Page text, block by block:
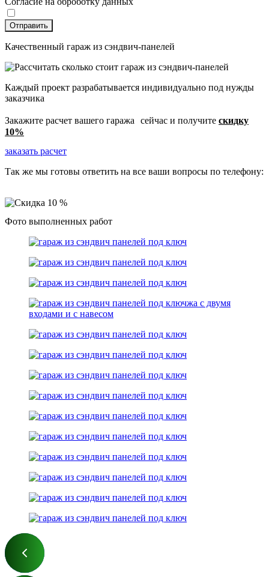
Отправить
Качественный гараж из сэндвич-панелей
Каждый проект разрабатывается индивидуально под нужды
заказчика
Закажите расчет вашего гаража сейчас и получите скидку
10%
заказать расчет
Так же мы готовы ответить на все ваши вопросы по телефону:
Фото выполненных работ